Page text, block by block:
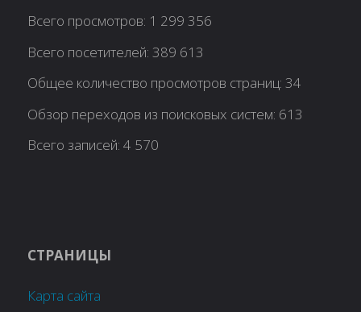
Всего просмотров: 1 299 356
Всего посетителей:389 613
Общее количество просмотров страниц:34
Обзор переходов из поисковых систем: 613
Всего записей:4 570
СТРАНИЦЫ
Карта сайта